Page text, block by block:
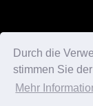
Durch die
stimmen Sie
Mehr
© 2026